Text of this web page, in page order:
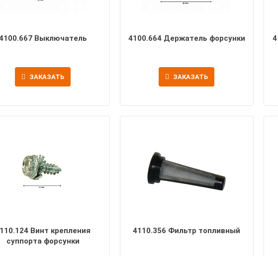
Выключатель
ЗАКАЗАТЬ
4100.664 Держатель форсунки
ЗАКАЗАТЬ
Винт крепления
суппорта форсунки
4110.356 Фильтр топливный